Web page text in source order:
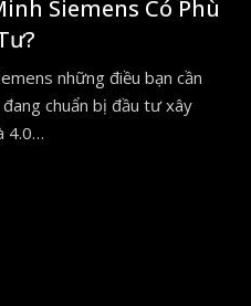
Siemens Có Phù
những điều bạn cần
chuẩn bị đầu tư xây
4.0…